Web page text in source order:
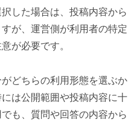
した場合は、投稿内容から
が、運営側が利用者の特定
が必要です。
どちらの利用形態を選ぶか
は公開範囲や投稿内容に十
も、質問や回答の内容から